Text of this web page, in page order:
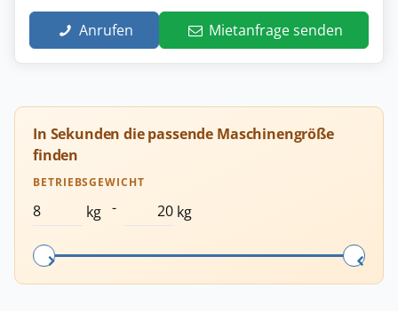
Anrufen Mietanfrage senden
In Sekunden die passende Maschinengröße
finden
BETRIEBSGEWICHT
kg - kg